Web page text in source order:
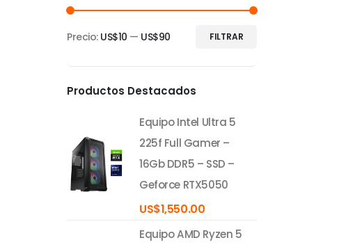
mínimo
máximo
FILTRAR
Precio: US$10 — US$90
Productos Destacados
Equipo Intel Ultra 5
225f Full Gamer –
16Gb DDR5 – SSD –
Geforce RTX5050
US$1,550.00
Equipo AMD Ryzen 5